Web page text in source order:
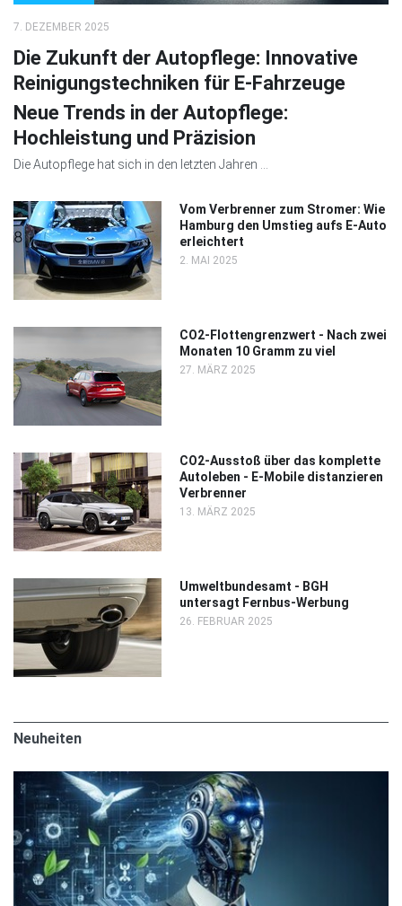
7. DEZEMBER 2025
Die Zukunft der Autopflege: Innovative
Reinigungstechniken für E-Fahrzeuge
Neue Trends in der Autopflege:
Hochleistung und Präzision
Die Autopflege hat sich in den letzten Jahren ...
Vom Verbrenner zum Stromer: Wie
Hamburg den Umstieg aufs E-Auto
erleichtert
2. MAI 2025
CO2-Flottengrenzwert - Nach zwei
Monaten 10 Gramm zu viel
27. MÄRZ 2025
CO2-Ausstoß über das komplette
Autoleben - E-Mobile distanzieren
Verbrenner
13. MÄRZ 2025
Umweltbundesamt - BGH
untersagt Fernbus-Werbung
26. FEBRUAR 2025
Neuheiten